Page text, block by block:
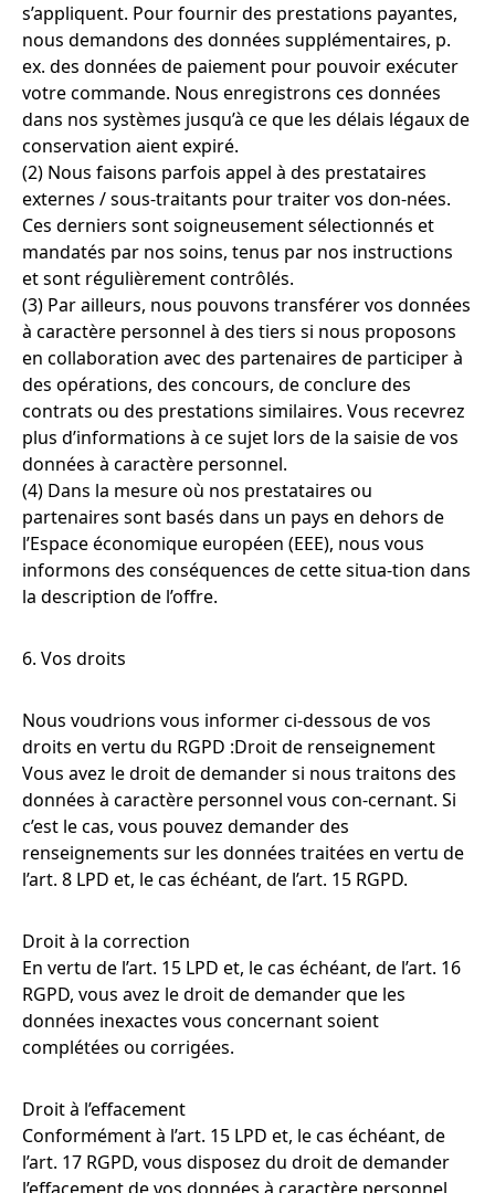
s’appliquent. Pour fournir des prestations payantes,
nous demandons des données supplémentaires, p.
ex. des données de paiement pour pouvoir exécuter
votre commande. Nous enregistrons ces données
dans nos systèmes jusqu’à ce que les délais légaux de
conservation aient expiré.
(2) Nous faisons parfois appel à des prestataires
externes / sous-traitants pour traiter vos don-nées.
Ces derniers sont soigneusement sélectionnés et
mandatés par nos soins, tenus par nos instructions
et sont régulièrement contrôlés.
(3) Par ailleurs, nous pouvons transférer vos données
à caractère personnel à des tiers si nous proposons
en collaboration avec des partenaires de participer à
des opérations, des concours, de conclure des
contrats ou des prestations similaires. Vous recevrez
plus d’informations à ce sujet lors de la saisie de vos
données à caractère personnel.
(4) Dans la mesure où nos prestataires ou
partenaires sont basés dans un pays en dehors de
l’Espace économique européen (EEE), nous vous
informons des conséquences de cette situa-tion dans
la description de l’offre.
6. Vos droits
Nous voudrions vous informer ci-dessous de vos
droits en vertu du RGPD :Droit de renseignement
Vous avez le droit de demander si nous traitons des
données à caractère personnel vous con-cernant. Si
c’est le cas, vous pouvez demander des
renseignements sur les données traitées en vertu de
l’art. 8 LPD et, le cas échéant, de l’art. 15 RGPD.
Droit à la correction
En vertu de l’art. 15 LPD et, le cas échéant, de l’art. 16
RGPD, vous avez le droit de demander que les
données inexactes vous concernant soient
complétées ou corrigées.
Droit à l’effacement
Conformément à l’art. 15 LPD et, le cas échéant, de
l’art. 17 RGPD, vous disposez du droit de demander